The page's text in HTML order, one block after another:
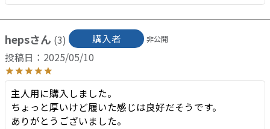
heps 3 購入者 非公開
投稿日 2025/05/10
主人用に購入しました。
ちょっと厚いけど履いた感じは良好だそうです。
ありがとうございました。